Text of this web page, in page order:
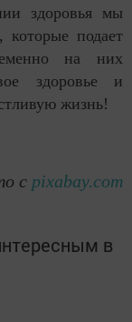
здоровья мы
которые подает
на них
здоровье и
жизнь!
с pixabay.com
в